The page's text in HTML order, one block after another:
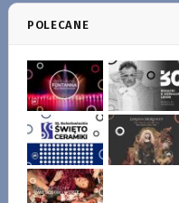
POLECANE